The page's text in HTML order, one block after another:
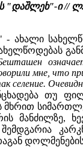
"დაშლეხ"-ი //
- ახალი
мне, что
селение.
თუ
მხრით
მანძილზე,
შემდგარია